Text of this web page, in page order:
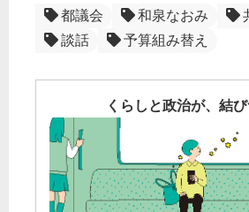
都議会
和泉なおみ
談話
予算組み替え
くらしと政治が、結び